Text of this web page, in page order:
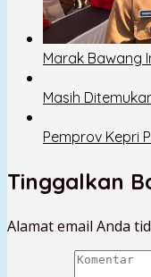
Marak Bawang
Masih
Pemprov Kepri
Tinggalkan
Alamat email Anda